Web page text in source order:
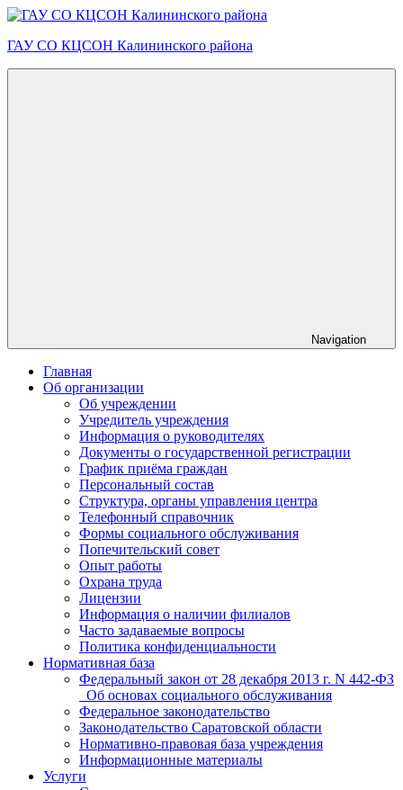
Skip
content
ГАУ СО КЦСОН Калининского района
Navigation
Главная
Об организации
Об учреждении
Учредитель учреждения
Информация о руководителях
Документы о государственной регистрации
График приёма граждан
Персональный состав
Структура, органы управления центра
Телефонный справочник
Формы социального обслуживания
Попечительский совет
Опыт работы
Охрана труда
Лицензии
Информация о наличии филиалов
Часто задаваемые вопросы
Политика конфиденциальности
Нормативная база
Федеральный закон от 28 декабря 2013 г. N 442-ФЗ
_Об основах социального обслуживания
Федеральное законодательство
Законодательство Саратовской области
Нормативно-правовая база учреждения
Информационные материалы
Услуги